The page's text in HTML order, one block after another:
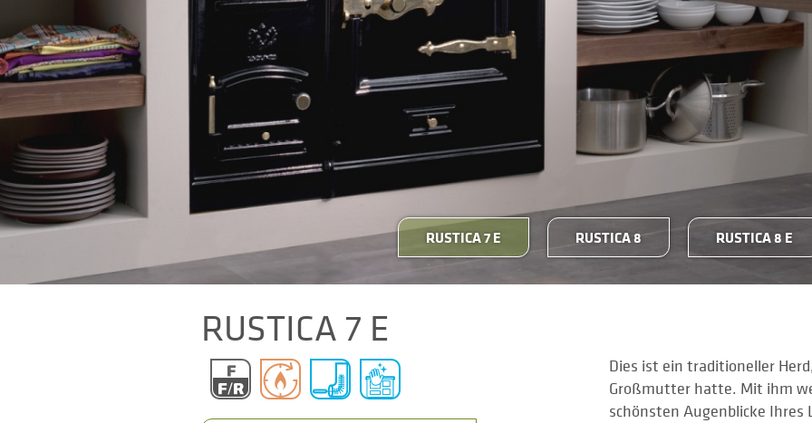
RUSTICA 7 E RUSTICA 8 RUSTICA 8 E
RUSTICA 7 E
Dies ist ein traditioneller
Großmutter hatte. Mit ihm
schönsten Augenblicke Ihres